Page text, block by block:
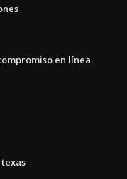
en línea.